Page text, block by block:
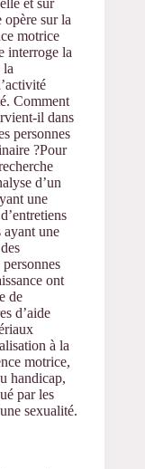
opère sur la
motrice
interroge la
la
Comment
il dans
personnes
?Pour
d’un
une
ayant une
ont
de
d’aide
à la
motrice,
handicap,
par les
sexualité.